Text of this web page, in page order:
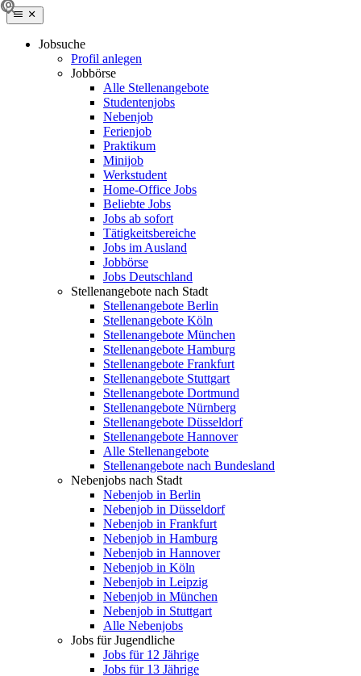
Jobsuche
Profil anlegen
Jobbörse
Alle Stellenangebote
Studentenjobs
Nebenjob
Ferienjob
Praktikum
Minijob
Werkstudent
Home-Office Jobs
Beliebte Jobs
Jobs ab sofort
Tätigkeitsbereiche
Jobs im Ausland
Jobbörse
Jobs Deutschland
Stellenangebote nach Stadt
Stellenangebote Berlin
Stellenangebote Köln
Stellenangebote München
Stellenangebote Hamburg
Stellenangebote Frankfurt
Stellenangebote Stuttgart
Stellenangebote Dortmund
Stellenangebote Nürnberg
Stellenangebote Düsseldorf
Stellenangebote Hannover
Alle Stellenangebote
Stellenangebote nach Bundesland
Nebenjobs nach Stadt
Nebenjob in Berlin
Nebenjob in Düsseldorf
Nebenjob in Frankfurt
Nebenjob in Hamburg
Nebenjob in Hannover
Nebenjob in Köln
Nebenjob in Leipzig
Nebenjob in München
Nebenjob in Stuttgart
Alle Nebenjobs
Jobs für Jugendliche
Jobs für 12 Jährige
Jobs für 13 Jährige